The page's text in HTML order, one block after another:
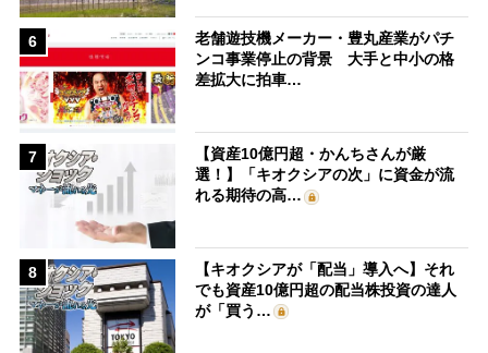
6
老舗遊技機メーカー・豊丸産業がパチ
ンコ事業停止の背景 大手と中小の格
差拡大に拍車…
7
【資産10億円超・かんちさんが厳
選！】「キオクシアの次」に資金が流
れる期待の高…
8
【キオクシアが「配当」導入へ】それ
でも資産10億円超の配当株投資の達人
が「買う…